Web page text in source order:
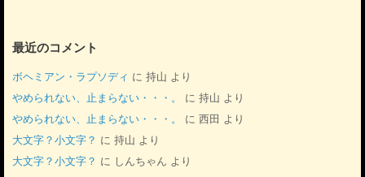
最近のコメント
ボヘミアン・ラプソディ に 持山 より
やめられない、止まらない・・・。
に 持山 より
やめられない、止まらない・・・。
に 西田 より
大文字？小文字？ に 持山 より
大文字？小文字？ に しんちゃん より